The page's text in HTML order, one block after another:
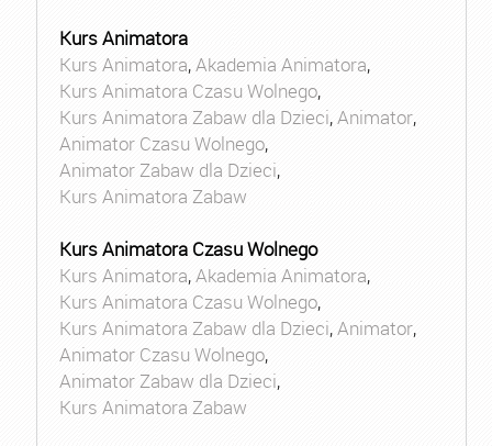
Kurs Animatora
Kurs Animatora,Akademia Animatora,
Kurs Animatora Czasu Wolnego,
Kurs Animatora Zabaw dla Dzieci,Animator,
Animator Czasu Wolnego,
Animator Zabaw dla Dzieci,
Kurs Animatora Zabaw
Kurs Animatora Czasu Wolnego
Kurs Animatora,Akademia Animatora,
Kurs Animatora Czasu Wolnego,
Kurs Animatora Zabaw dla Dzieci,Animator,
Animator Czasu Wolnego,
Animator Zabaw dla Dzieci,
Kurs Animatora Zabaw